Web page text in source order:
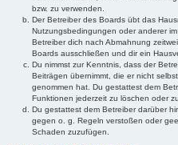
bzw. zu verwenden.
Der Betreiber des Boards übt das
Nutzungsbedingungen oder anderer
Betreiber dich nach Abmahnung
Boards ausschließen und dir ein
Du nimmst zur Kenntnis, dass der
Beiträgen übernimmt, die er nicht
genommen hat. Du gestattest dem
Funktionen jederzeit zu löschen oder
Du gestattest dem Betreiber darüber
gegen o. g. Regeln verstoßen oder
Schaden zuzufügen.